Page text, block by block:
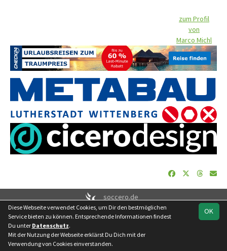
zum Profil
von
Marco Michl
soccero.de
© 2006 - 2026
Besucherstatistik Geburtstage Impressum
Datenschutz
Kontakt
OK
Diese Webseite verwendet Cookies, um Dir den bestmöglichen
Service bieten zu können. Entsprechende Informationen findest
Du unter Datenschutz.
Mit der Nutzung der Webseite erklärst Du Dich mit der
Verwendung von Cookies einverstanden.